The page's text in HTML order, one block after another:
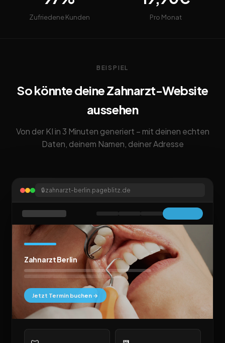
Zufriedene Kunden Pro Monat
BEISPIEL
So könnte deine Zahnarzt-Website
aussehen
Von der KI in 3 Minuten generiert – mit deinen echten
Daten, deinem Namen, deiner Adresse
🔒zahnarzt-berlin.pageblitz.de
Zahnarzt Berlin
Jetzt Termin buchen →